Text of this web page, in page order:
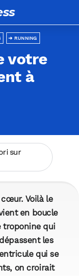
RUNNING
votre
à
sur
Voilà le
en boucle
troponine qui
les
qui se
on croirait